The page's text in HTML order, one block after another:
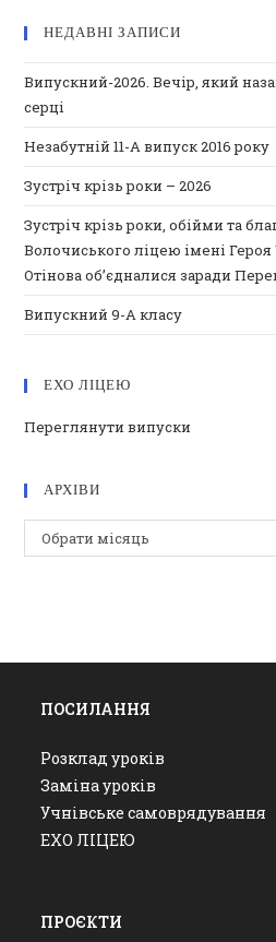
НЕДАВНІ ЗАПИСИ
Випускний-2026. Вечір, який
серці
Незабутній 11-А випуск 2016 року
Зустріч крізь роки – 2026
Зустріч крізь роки, обійми та
Волочиського ліцею імені
Отінова об’єдналися заради
Випускний 9-А класу
ЕХО ЛІЦЕЮ
Переглянути випуски
АРХІВИ
Архіви
Обрати місяць
ПОСИЛАННЯ
Розклад уроків
Заміна уроків
Учнівське самоврядування
ЕХО ЛІЦЕЮ
ПРОЄКТИ